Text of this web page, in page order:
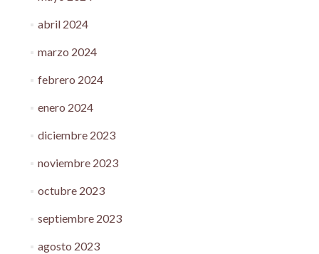
abril 2024
marzo 2024
febrero 2024
enero 2024
diciembre 2023
noviembre 2023
octubre 2023
septiembre 2023
agosto 2023